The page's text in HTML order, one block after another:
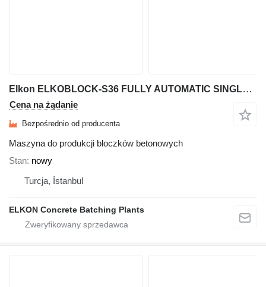
Elkon ELKOBLOCK-S36 FULLY AUTOMATIC SINGLE LAYER Concrete Block Machin
Cena na żądanie
Bezpośrednio od producenta
Maszyna do produkcji bloczków betonowych
Stan nowy
Turcja, İstanbul
ELKON Concrete Batching Plants